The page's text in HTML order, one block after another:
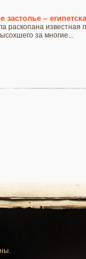
застолье –
раскопана
за многие...